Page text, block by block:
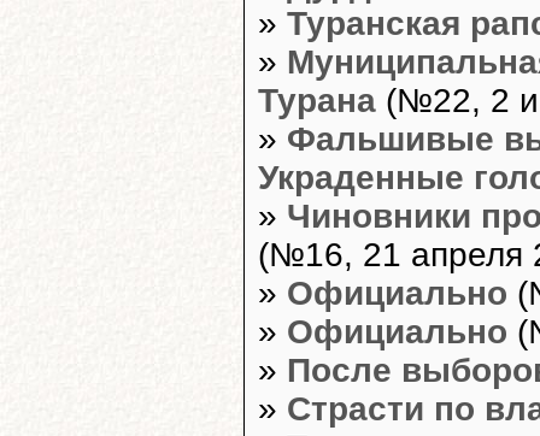
» Туранская
»
Турана (№22, 2
» Фальшивые
Украденные
» Чиновники
(№16, 21 апреля
» Официально
» Официально
» После
» Страсти по